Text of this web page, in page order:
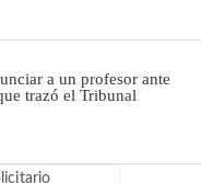
a un profesor ante
trazó el Tribunal